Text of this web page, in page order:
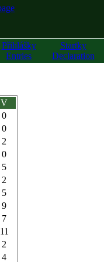
Přihlášky
Entries
Startky
Declaration
V
0
0
2
0
5
2
5
9
7
11
2
4